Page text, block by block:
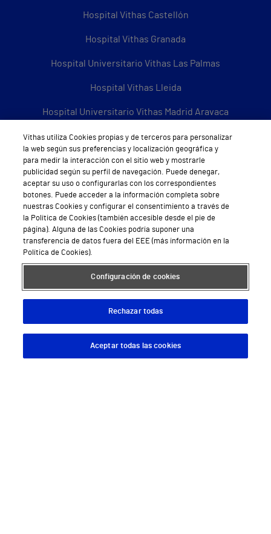
Hospital Vithas Castellón
Hospital Vithas Granada
Hospital Universitario Vithas Las Palmas
Hospital Vithas Lleida
Hospital Universitario Vithas Madrid Aravaca
Hospital Universitario Vithas Madrid Arturo Soria
Hospital Universitario Vithas Madrid La Milagrosa
Hospital Vithas Málaga
Hospital Vithas Medimar
Hospital Vithas Sevilla
Hospital Vithas Tenerife
Hospital Vithas Valencia 9 de Octubre
Hospital Vithas Valencia Consuelo
Descargar App
Vithas utiliza Cookies propias y de terceros para personalizar
la web según sus preferencias y localización geográfica y
para medir la interacción con el sitio web y mostrarle
publicidad según su perfil de navegación. Puede denegar,
aceptar su uso o configurarlas con los correspondientes
botones. Puede acceder a la información completa sobre
nuestras Cookies y configurar el consentimiento a través de
la Política de Cookies (también accesible desde el pie de
página). Alguna de las Cookies podría suponer una
transferencia de datos fuera del EEE (más información en la
Política de Cookies).
Configuración de cookies
Rechazar todas
Aceptar todas las cookies